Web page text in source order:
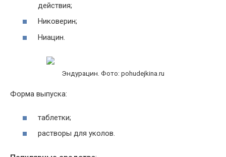
действия;
Никоверин;
Ниацин.
Эндурацин. Фото: pohudejkina.ru
Форма выпуска:
таблетки;
растворы для уколов.